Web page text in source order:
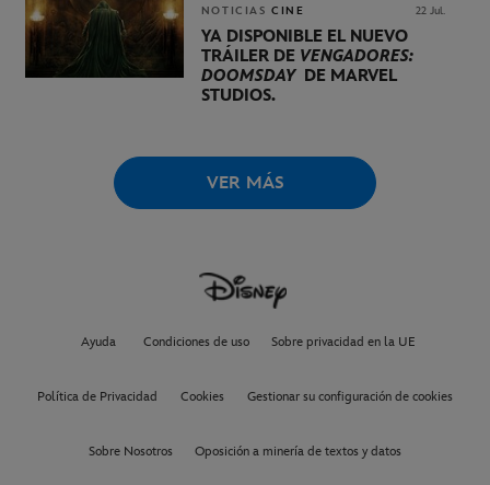
NOTICIAS CINE 22 Jul.
YA DISPONIBLE EL NUEVO
TRÁILER DE VENGADORES:
DOOMSDAYDE MARVEL
STUDIOS.
VER MÁS
Ayuda Condiciones de uso Sobre privacidad en la UE
Política de Privacidad Cookies Gestionar su configuración de cookies
Sobre Nosotros Oposición a minería de textos y datos